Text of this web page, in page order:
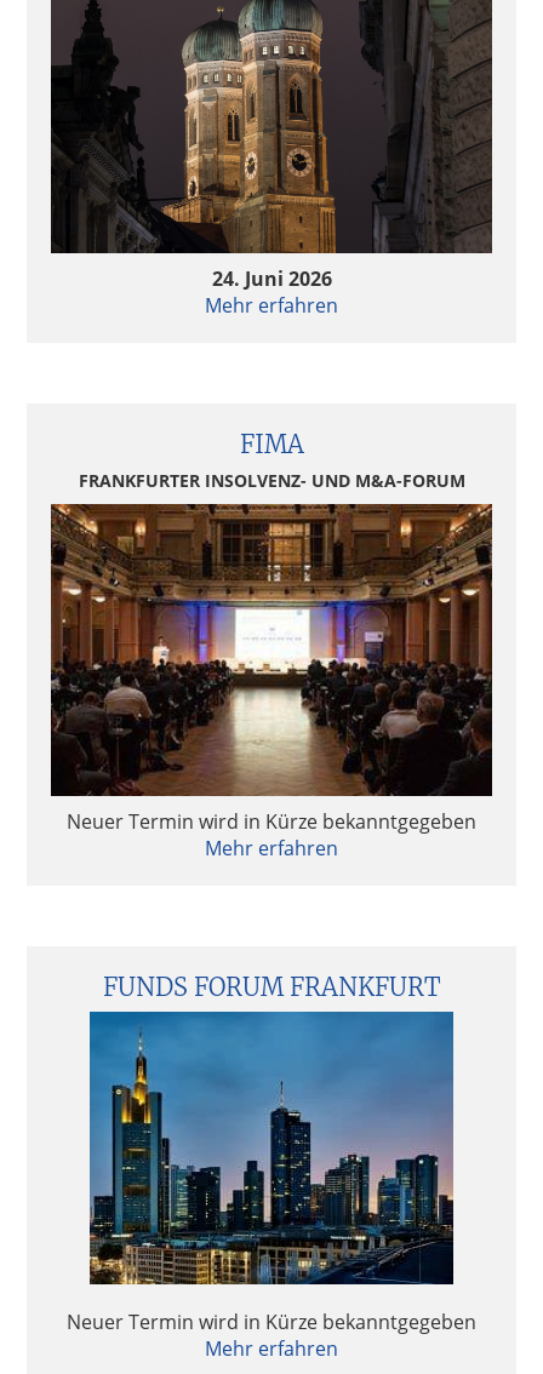
24. Juni 2026
Mehr erfahren
FIMA
FRANKFURTER INSOLVENZ- UND M&A-FORUM
Neuer Termin wird in Kürze bekanntgegeben
Mehr erfahren
FUNDS FORUM FRANKFURT
Neuer Termin wird in Kürze bekanntgegeben
Mehr erfahren